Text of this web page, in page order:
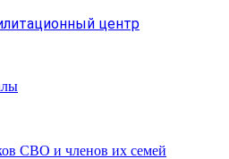
центр
СВО и членов их семей